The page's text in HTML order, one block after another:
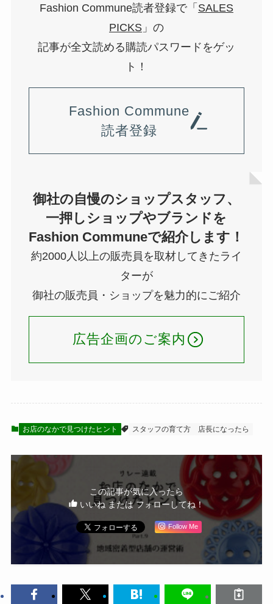
Fashion Commune読者登録で「 SALES
PICKS」の
記事が全文読める購読パスワードをゲッ
ト！
Fashion Commune
読者登録
御社の自慢のショップスタッフ、
一押しショップやブランドを
Fashion Communeで紹介します！
約2000人以上の販売員を取材してきたライ
ターが
御社の販売員・ショップを魅力的にご紹介
広告企画のご案内
お店のなかで見つけたヒント スタッフの育て方 店長になったら
この記事が気に入ったら
いいね または フォローしてね！
Follow Me